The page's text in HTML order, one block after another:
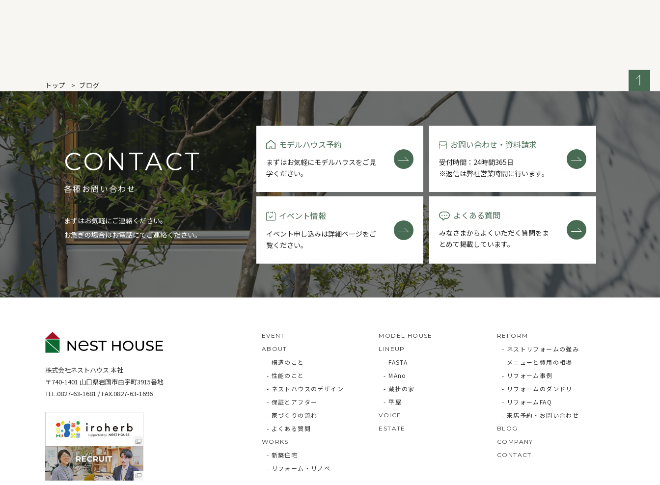
トップ ブログ
CONTACT
各種お問い合わせ
まずはお気軽にご連絡ください。
お急ぎの場合はお電話にてご連絡ください。
モデルハウス予約
まずはお気軽にモデルハウスをご見
学ください。
お問い合わせ・資料請求
受付時間：24時間365日
※返信は弊社営業時間に行います。
イベント情報
イベント申し込みは詳細ページをご
覧ください。
よくある質問
みなさまからよくいただく質問をま
とめて掲載しています。
株式会社ネストハウス 本社
〒740-1401 山口県岩国市由宇町3915番地
TEL.0827-63-1681 / FAX.0827-63-1696
EVENT
ABOUT
- 構造のこと
- 性能のこと
- ネストハウスのデザイン
- 保証とアフター
- 家づくりの流れ
- よくある質問
WORKS
- 新築住宅
- リフォーム・リノベ
MODEL HOUSE
LINEUP
- FASTA
- MAno
- 蔵掛の家
- 平屋
VOICE
ESTATE
REFORM
- ネストリフォームの強み
- メニューと費用の相場
- リフォーム事例
- リフォームのダンドリ
- リフォームFAQ
- 来店予約・お問い合わせ
BLOG
COMPANY
CONTACT